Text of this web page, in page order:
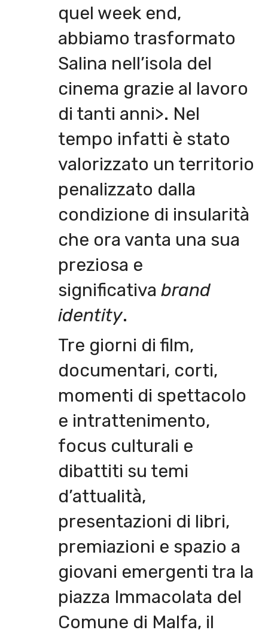
quel week end,
abbiamo trasformato
Salina nell’isola del
cinema grazie al lavoro
di tanti anni>. Nel
tempo infatti è stato
valorizzato un territorio
penalizzato dalla
condizione di insularità
che ora vanta una sua
preziosa e
significativabrand
identity.
Tre giorni di film,
documentari, corti,
momenti di spettacolo
e intrattenimento,
focus culturali e
dibattiti su temi
d’attualità,
presentazioni di libri,
premiazioni e spazio a
giovani emergenti tra la
piazza Immacolata del
Comune di Malfa, il